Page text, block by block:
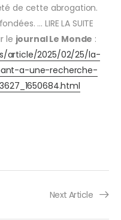
de cette abrogation.
… LIRE LA SUITE
le journal Le Monde :
article/2025/02/25/la-
a-une-recherche-
Next Article